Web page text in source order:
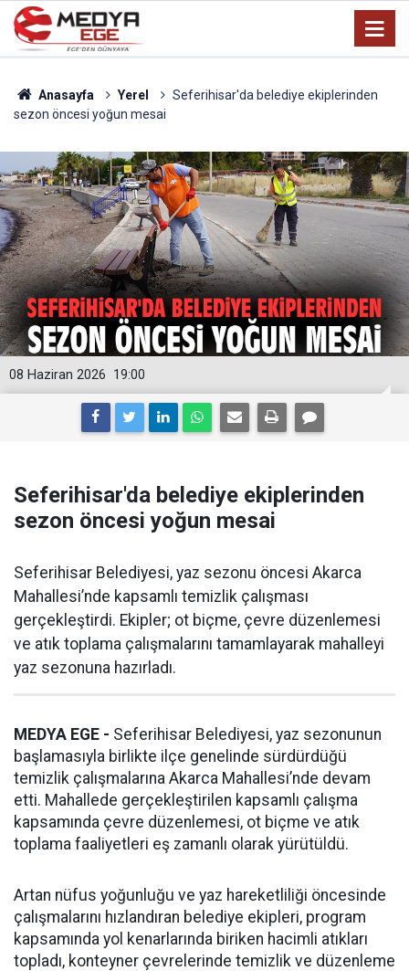
Anasayfa Yerel
Seferihisar'da belediye ekiplerinden
sezon öncesi yoğun mesai
19:00
08 Haziran 2026
Seferihisar'da belediye ekiplerinden
sezon öncesi yoğun mesai
Seferihisar Belediyesi, yaz sezonu öncesi Akarca
Mahallesi’nde kapsamlı temizlik çalışması
gerçekleştirdi. Ekipler; ot biçme, çevre düzenlemesi
ve atık toplama çalışmalarını tamamlayarak mahalleyi
yaz sezonuna hazırladı.
MEDYA EGE - Seferihisar Belediyesi, yaz sezonunun
başlamasıyla birlikte ilçe genelinde sürdürdüğü
temizlik çalışmalarına Akarca Mahallesi’nde devam
etti. Mahallede gerçekleştirilen kapsamlı çalışma
kapsamında çevre düzenlemesi, ot biçme ve atık
toplama faaliyetleri eş zamanlı olarak yürütüldü.
Artan nüfus yoğunluğu ve yaz hareketliliği öncesinde
çalışmalarını hızlandıran belediye ekipleri, program
kapsamında yol kenarlarında biriken hacimli atıkları
topladı, konteyner çevrelerinde temizlik ve düzenleme